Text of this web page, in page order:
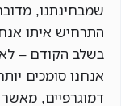
שמבחינתנו,
התרחיש איתו
בשלב הקודם –
אנחנו סומכים
דמוגרפיים,